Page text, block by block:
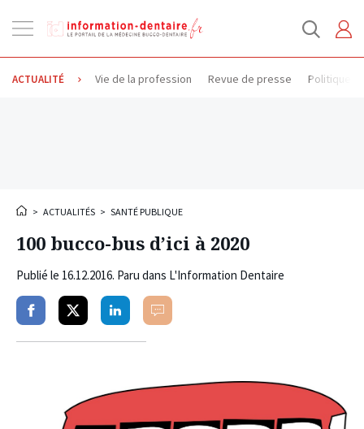
la
navigation
ACTUALITÉ Vie de la profession Revue de presse Politique
> ACTUALITÉS > SANTÉ PUBLIQUE
100 bucco-bus d’ici à 2020
Publié le 16.12.2016. Paru dans L'Information Dentaire
PartagerPartagerPartagerCommenter